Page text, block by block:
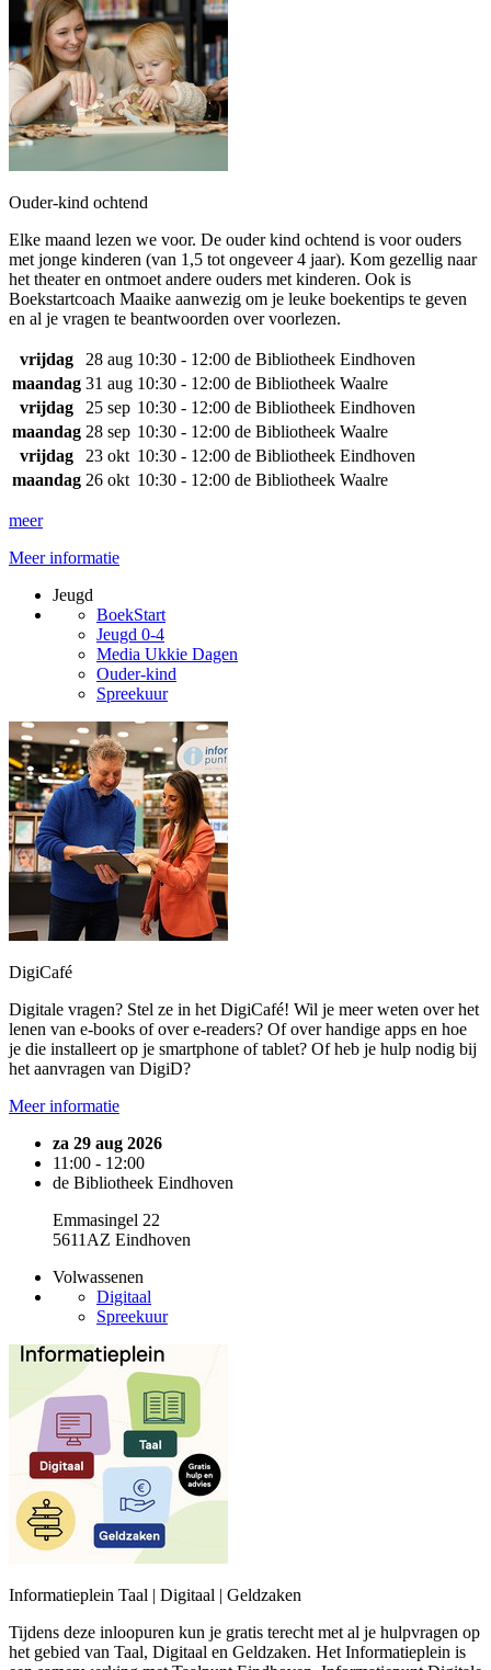
Ouder-kind ochtend
Elke maand lezen we voor. De ouder kind ochtend is voor ouders
met jonge kinderen (van 1,5 tot ongeveer 4 jaar). Kom gezellig naar
het theater en ontmoet andere ouders met kinderen. Ook is
Boekstartcoach Maaike aanwezig om je leuke boekentips te geven
en al je vragen te beantwoorden over voorlezen.
vrijdag 28 aug 10:30 - 12:00 de Bibliotheek Eindhoven
maandag 31 aug 10:30 - 12:00 de Bibliotheek Waalre
vrijdag
25 sep 10:30 - 12:00 de Bibliotheek Eindhoven
maandag 28 sep 10:30 - 12:00 de Bibliotheek Waalre
vrijdag
23 okt 10:30 - 12:00 de Bibliotheek Eindhoven
maandag 26 okt 10:30 - 12:00 de Bibliotheek Waalre
meer
Meer informatie
Jeugd
BoekStart
Jeugd 0-4
Media Ukkie Dagen
Ouder-kind
Spreekuur
DigiCafé
Digitale vragen? Stel ze in het DigiCafé! Wil je meer weten over het
lenen van e-books of over e-readers? Of over handige apps en hoe
je die installeert op je smartphone of tablet? Of heb je hulp nodig bij
het aanvragen van DigiD?
Meer informatie
za 29 aug 2026
11:00 - 12:00
de Bibliotheek Eindhoven
Emmasingel 22
5611AZ Eindhoven
Volwassenen
Digitaal
Spreekuur
Informatieplein Taal | Digitaal | Geldzaken
Tijdens deze inloopuren kun je gratis terecht met al je hulpvragen op
het gebied van Taal, Digitaal en Geldzaken. Het Informatieplein is